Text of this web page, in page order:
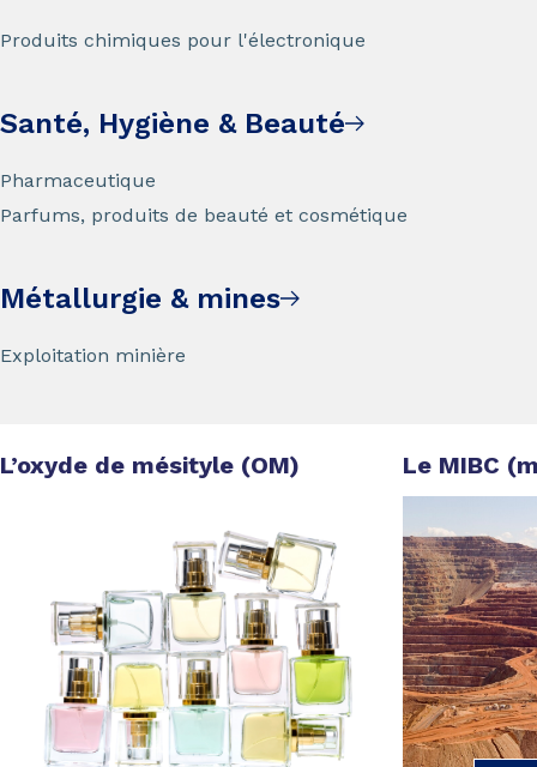
Produits chimiques pour l'électronique
Santé, Hygiène & Beauté
Pharmaceutique
Parfums, produits de beauté et cosmétique
Métallurgie & mines
Exploitation minière
L’oxyde de mésityle (OM) Le MIBC